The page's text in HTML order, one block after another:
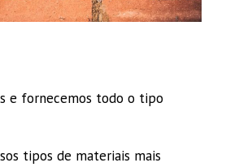
e fornecemos todo o tipo
tipos de materiais mais